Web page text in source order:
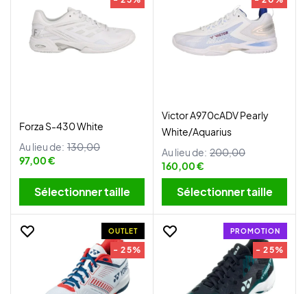
Forza S-430 White
Au lieu de: 130,00
97,00 €
Sélectionner taille
Victor A970cADV Pearly
White/Aquarius
Au lieu de: 200,00
160,00 €
Sélectionner taille
OUTLET
- 25%
PROMOTION
- 25%